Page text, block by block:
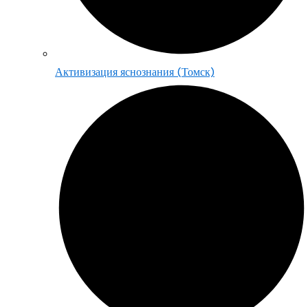
Активизация яснознания (Томск)